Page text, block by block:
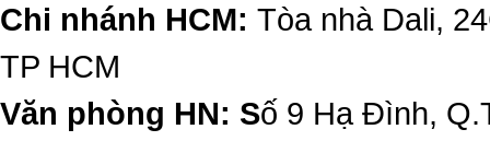
Chi nhánh HCM: Tòa nhà Dali,
TP HCM
Văn phòng HN: Số 9 Hạ Đình,